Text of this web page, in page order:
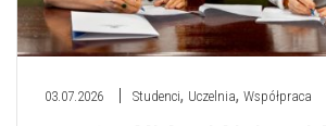
03.07.2026 Studenci, Uczelnia, Współpraca